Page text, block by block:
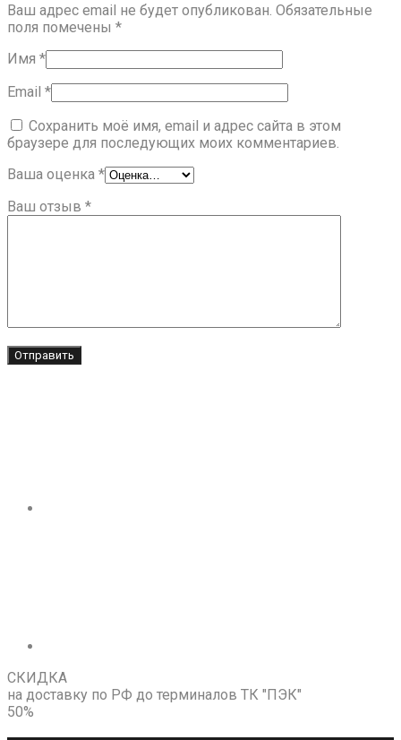
Ваш адрес email не будет опубликован. Обязательные
поля помечены *
Имя *
Email *
Сохранить моё имя, email и адрес сайта в этом
браузере для последующих моих комментариев.
Ваша оценка *
Ваш отзыв *
СКИДКА
на доставку по РФ до терминалов ТК "ПЭК"
50%